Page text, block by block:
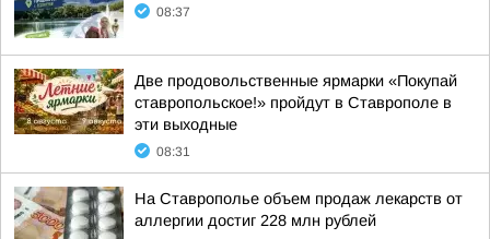
08:37
Две продовольственные ярмарки «Покупай
ставропольское!» пройдут в Ставрополе в
эти выходные
08:31
На Ставрополье объем продаж лекарств от
аллергии достиг 228 млн рублей